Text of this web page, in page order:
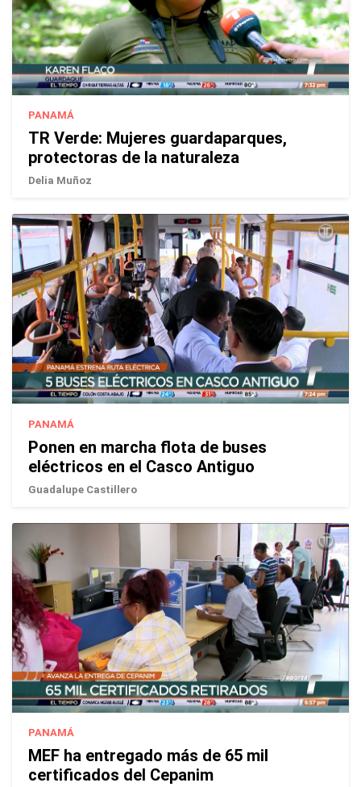
PANAMÁ
TR Verde: Mujeres guardaparques,
protectoras de la naturaleza
Delia Muñoz
PANAMÁ
Ponen en marcha flota de buses
eléctricos en el Casco Antiguo
Guadalupe Castillero
PANAMÁ
MEF ha entregado más de 65 mil
certificados del Cepanim